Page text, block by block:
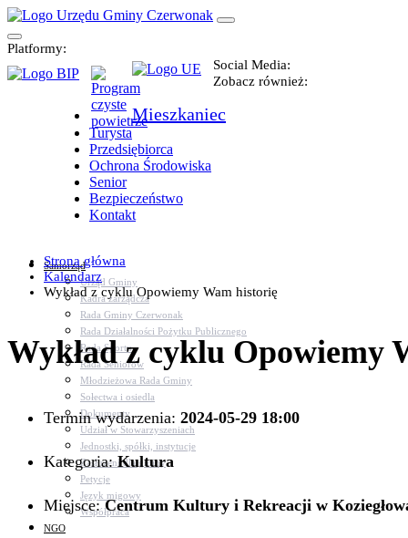
Platformy:
Social Media:
Zobacz również:
Mieszkaniec
Turysta
Przedsiębiorca
Ochrona Środowiska
Senior
Bezpieczeństwo
Kontakt
Samorząd
Urząd Gminy
Kadra zarządcza
Rada Gminy Czerwonak
Rada Działalności Pożytku Publicznego
Rada Sportu
Rada Seniorów
Młodzieżowa Rada Gminy
Sołectwa i osiedla
Dokumenty
Udział w Stowarzyszeniach
Jednostki, spółki, instytucje
Zasłużeni dla gminy
Petycje
Język migowy
Współpraca
NGO
Strona główna
Kalendarz
Wykład z cyklu Opowiemy Wam historię
Wykład z cyklu Opowiemy
Termin wydarzenia: 2024-05-29 18:00
Kategoria:Kultura
Miejsce:Centrum Kultury i Rekreacji w